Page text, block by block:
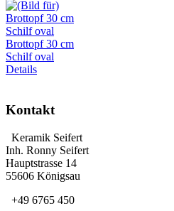
Brottopf 30 cm
Schilf oval
Details
Kontakt
Keramik Seifert
Inh. Ronny Seifert
Hauptstrasse 14
55606 Königsau
+49 6765 450